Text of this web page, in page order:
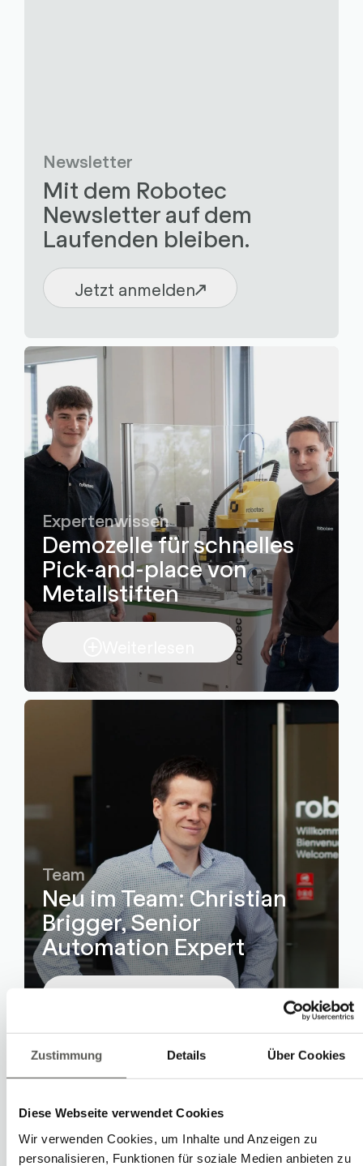
Zustimmung Details Über Cookies
Diese Webseite verwendet Cookies
Wir verwenden Cookies, um Inhalte und Anzeigen zu
personalisieren, Funktionen für soziale Medien anbieten zu
Newsletter
Mit dem Robotec
Newsletter auf dem
Laufenden bleiben.
Jetzt anmelden
Expertenwissen
Demozelle für schnelles
Pick-and-place von
Metallstiften
Team
Neu im Team: Christian
Brigger, Senior
Automation Expert